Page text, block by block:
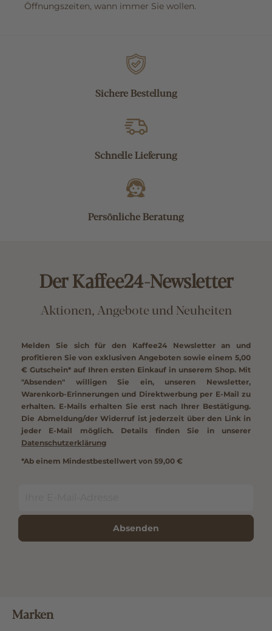
Öffnungszeiten, wann immer Sie wollen.
Sichere Bestellung
Schnelle Lieferung
Persönliche Beratung
Der Kaffee24-Newsletter
Aktionen, Angebote und Neuheiten
Melden Sie sich für den Kaffee24 Newsletter an und
profitieren Sie von exklusiven Angeboten sowie einem 5,00
€ Gutschein* auf Ihren ersten Einkauf in unserem Shop. Mit
"Absenden" willigen Sie ein, unseren Newsletter,
Warenkorb-Erinnerungen und Direktwerbung per E-Mail zu
erhalten. E-Mails erhalten Sie erst nach Ihrer Bestätigung.
Die Abmeldung/der Widerruf ist jederzeit über den Link in
jeder E-Mail möglich. Details finden Sie in unserer
Datenschutzerklärung
*Ab einem Mindestbestellwert von 59,00 €
Absenden
Marken